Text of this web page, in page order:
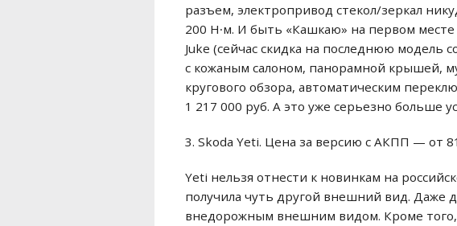
разъем, электропривод стекол/зеркал
200 Н∙м. И быть «Кашкаю» на первом
Juke (сейчас скидка на последнюю модель
с кожаным салоном, панорамной крышей,
кругового обзора, автоматическим
1 217 000 руб. А это уже серьезно больше
3. Skoda Yeti. Цена за версию с АКПП — от
Yeti нельзя отнести к новинкам на
получила чуть другой внешний вид. Даже
внедорожным внешним видом. Кроме того,